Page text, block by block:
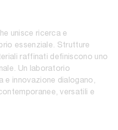
unisce ricerca e
essenziale. Strutture
raffinati definiscono uno
Un laboratorio
innovazione dialogano,
versatili e